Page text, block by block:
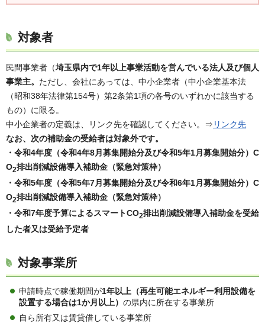
対象者
民間事業者（埼玉県内で1年以上事業活動を営んでいる法人及び個人
事業主。 ただし、会社にあっては、中小企業者（中小企業基本法
（昭和38年法律第154号）第2条第1項の各号のいずれかに該当する
もの）に限る。
中小企業者の定義は、リンク先を確認してください。⇒ リンク先
なお、次の補助金の受給者は対象外です。
・令和4年度（令和4年8月募集開始分及び令和5年1月募集開始分）C
O2排出削減設備導入補助金（緊急対策枠）
・令和5年度（令和5年7月募集開始分及び令和6年1月募集開始分）C
O2排出削減設備導入補助金（緊急対策枠）
・令和7年度予算によるスマートCO2排出削減設備導入補助金を受給
した者又は受給予定者
対象事業所
申請時点で稼働期間が1年以上（再生可能エネルギー利用設備を
設置する場合は1か月以上） の県内に所在する事業所
自ら所有又は賃貸借している事業所